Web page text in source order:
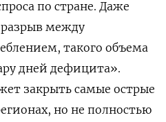
по стране. Даже
между
такого объема
дней дефицита».
закрыть самые острые
но не полностью